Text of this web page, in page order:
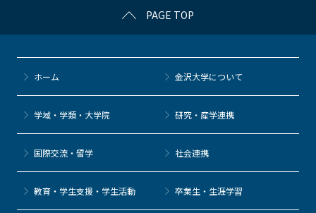
PAGE TOP
ホーム 金沢大学について
学域・学類・大学院 研究・産学連携
国際交流・留学 社会連携
教育・学生支援・学生活動 卒業生・生涯学習